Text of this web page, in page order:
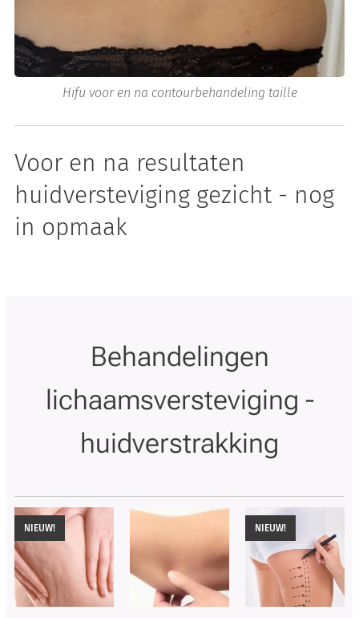
Hifu voor en na contourbehandeling taille
Voor en na resultaten
huidversteviging gezicht - nog
in opmaak
Behandelingen
lichaamsversteviging -
huidverstrakking
NIEUW! NIEUW!